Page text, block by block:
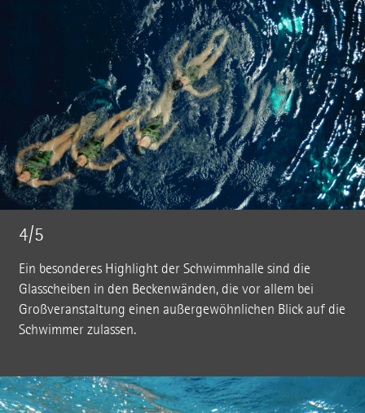
4/5
Ein besonderes Highlight der Schwimmhalle sind die
Glasscheiben in den Beckenwänden, die vor allem bei
Großveranstaltung einen außergewöhnlichen Blick auf die
Schwimmer zulassen.